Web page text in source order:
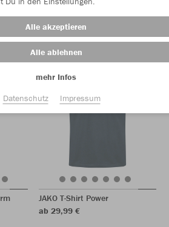
JAKO T-Shirt Power
ab 29,99 €
Alle akzeptieren
Alle ablehnen
mehr Infos
Datenschutz
Impressum